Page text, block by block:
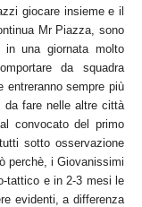
giocare insieme e il
Mr Piazza, sono
una giornata molto
da squadra
entreranno sempre più
da fare nelle altre città
convocato del primo
sotto osservazione
perchè, i Giovanissimi
tattico e in 2-3 mesi le
evidenti, a differenza